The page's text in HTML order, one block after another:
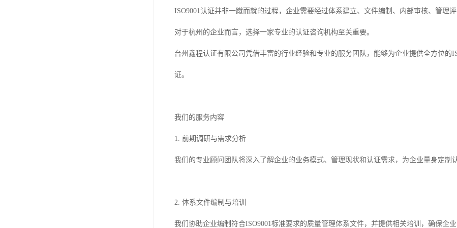
ISO9001认证并非一蹴而就的过程，企业需要经过体系建立、文件编制、内部审核、管理
对于杭州的企业而言，选择一家专业的认证咨询机构至关重要。
台州鑫程认证有限公司凭借丰富的行业经验和专业的服务团队，能够为企业提供全方位的
证。
我们的服务内容
1. 前期调研与需求分析
我们的专业顾问团队将深入了解企业的业务模式、管理现状和认证需求，为企业量身定制
2. 体系文件编制与培训
我们协助企业编制符合ISO9001标准要求的质量管理体系文件，并提供相关培训，确保企